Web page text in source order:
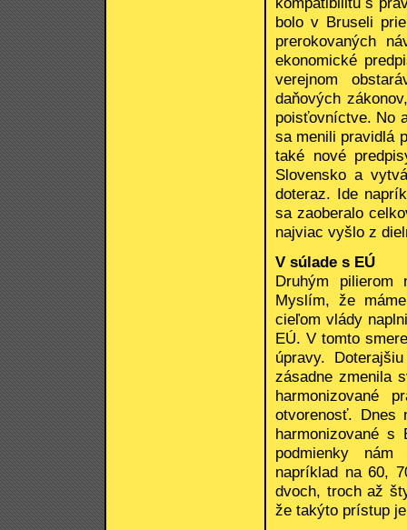
bolo v Bruseli
prerokovaných
ekonomické
verejnom
daňových
poisťovníctve. No
sa menili pravidlá
také nové
Slovensko a
doteraz. Ide
sa zaoberalo
najviac vyšlo z
V súlade s EÚ
Druhým pilierom
Myslím, že
cieľom vlády
EÚ. V tomto
úpravy.
zásadne zmenila
harmonizované
otvorenosť. Dnes
harmonizované
podmienky nám
napríklad na 60,
dvoch, troch až
že takýto prístup